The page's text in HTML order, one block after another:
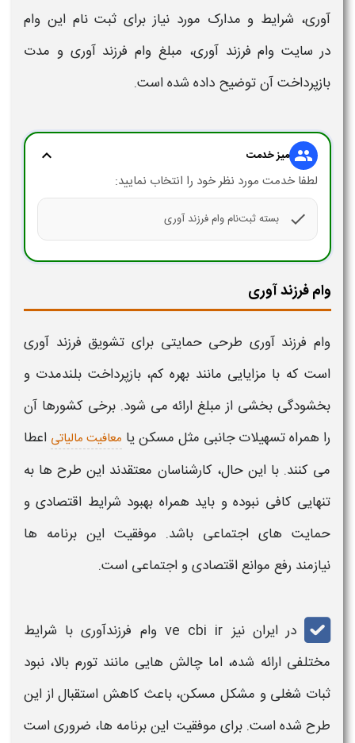
آوری، شرایط و مدارک مورد نیاز برایثبت ناماین وام
در سایت وام فرزند آوری، مبلغ وام فرزند آوری و مدت
بازپرداخت آن توضیح داده شده است.
group میز خدمت expand_more
لطفا خدمت مورد نظر خود را انتخاب نمایید:
check بسته ثبت‌نام وام فرزند آوری
وام فرزند آوری
وام فرزند آوری طرحی حمایتی برای تشویق فرزند آوری
است که با مزایایی مانند بهره کم، بازپرداخت بلندمدت و
بخشودگی بخشی از مبلغ ارائه می‌ شود. برخی کشورها آن
را همراه تسهیلات جانبی مثل مسکن یا معافیت مالیاتی اعطا
می‌ کنند. با این حال، کارشناسان معتقدند این طرح‌ ها به
تنهایی کافی نبوده و باید همراه بهبود شرایط اقتصادی و
حمایت‌ های اجتماعی باشد. موفقیت این برنامه‌ ها
نیازمند رفع موانع اقتصادی و اجتماعی است.
در ایران نیز ve cbi ir وام فرزندآوری
با شرایط
مختلفی ارائه شده، اما چالش‌ هایی مانند تورم بالا، نبود
ثبات شغلی و مشکل مسکن، باعث کاهش استقبال از این
طرح شده است. برای موفقیت این برنامه‌ ها، ضروری است